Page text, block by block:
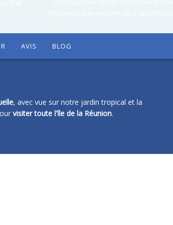
AVIS BLOG
, avec vue sur notre jardin tropical et la
visiter toute l'île de la Réunion.